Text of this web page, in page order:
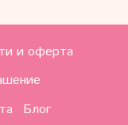
и оферта
Блог